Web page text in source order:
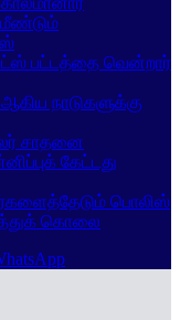
பட்டத்தை வென்றார்
நாடுகளுக்கு
சாதனை
கேட்டது
பொலிஸ்
கொலை